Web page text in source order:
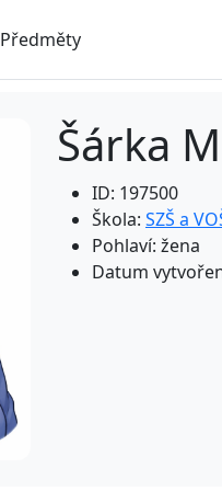
Předměty
Šárka
ID: 197500
Škola: SZŠ a
Pohlaví: žena
Datum